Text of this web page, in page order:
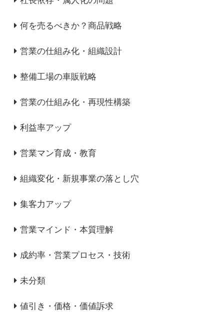
何を売るべきか？商品戦略
営業の仕組み化・組織設計
整備工場の車販戦略
営業の仕組み化・再現性構築
利益率アップ
営業マン育成・教育
組織変化・新規事業の落とし穴
集客力アップ
営業マインド・本質理解
成約率・営業プロセス・技術
未分類
値引き・価格・価値訴求